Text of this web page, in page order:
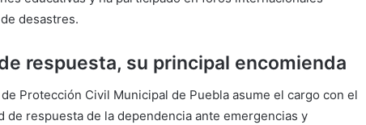
desastres.
respuesta, su principal encomienda
Protección Civil Municipal de Puebla asume el cargo con el
respuesta de la dependencia ante emergencias y